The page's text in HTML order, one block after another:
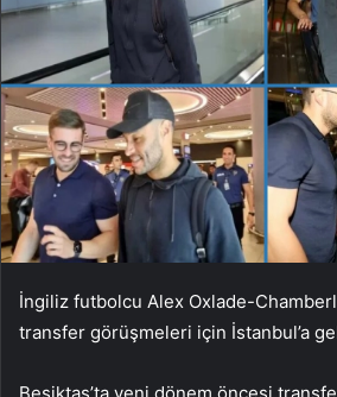
İngiliz futbolcu Alex Oxlade-
transfer görüşmeleri için İstanbul’a
Beşiktaş’ta yeni dönem öncesi